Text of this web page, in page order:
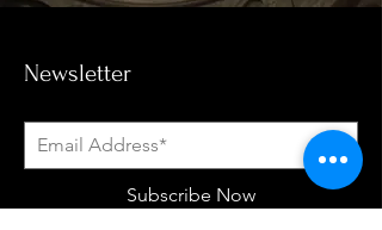
Newsletter
Subscribe Now